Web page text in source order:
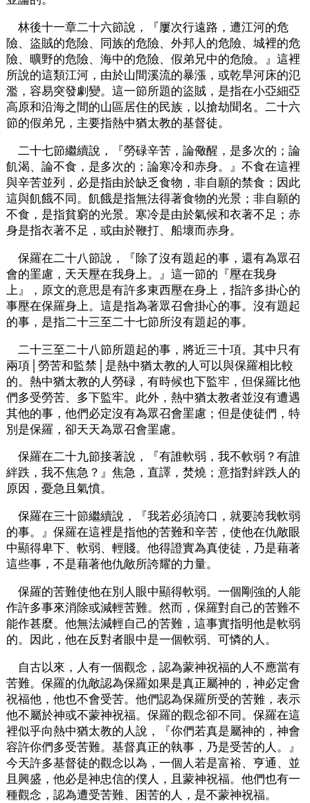
林後十一章二十六節說，『屢次行遠路，遭江河的危
險、盜賊的危險、同族的危險、外邦人的危險、城裡的危
險、曠野的危險、海中的危險、假弟兄中的危險。』這裡
所說的這類江河，由於山間溪流的暴漲，或乾旱河床的氾
濫，容易突發劇變。這一節所題的盜賊，是指在小亞細亞
高原和沿海之間的山區居住的民族，以搶劫聞名。二十六
節的假弟兄，主要指熱中猶太教的基督徒。
二十七節繼續說，『勞碌辛苦，論儆醒，是多次的；論
飢渴、論不食，是多次的；論寒冷和赤身。』不食在這裡
與辛苦並列，必是指由於缺乏食物，非自願的禁食；因此
這與飢餓不同。飢餓是指無法得著食物的光景；非自願的
不食，是指貧窮的光景。寒冷是由於氣候和衣著不足；赤
身是指衣著不足，或由於鞭打、船壞而赤身。
保羅在二十八節說，『除了沒有題起的事，還有為眾召
會的罣慮，天天壓在我身上。』這一節的『壓在我身
上』，原文的意思是有許多東西壓在身上，指許多掛心的
事壓在保羅身上。這是指為著眾召會掛心的事。沒有題起
的事，是指二十三至二十七節所沒有題起的事。
二十三至二十八節所題起的事，將近三十項。其中只有
兩項│勞苦和監禁│是熱中猶太教的人可以與保羅相比較
的。熱中猶太教的人勞碌，有時候也下監牢，但保羅比他
們多受勞苦、多下監牢。此外，熱中猶太教者並沒有遭遇
其他的事，他們必定沒有為眾召會罣慮；但是使徒們，特
別是保羅，卻天天為眾召會罣慮。
保羅在二十九節接著說，『有誰軟弱，我不軟弱？有誰
絆跌，我不焦急？』焦急，直譯，焚燒；意指對絆跌人的
原因，憂急且氣憤。
保羅在三十節繼續說，『我若必須誇口，就要誇我軟弱
的事。』保羅在這裡是指他的苦難和辛苦，使他在仇敵眼
中顯得卑下、軟弱、輕賤。他得證實為真使徒，乃是藉著
這些事，不是藉著他仇敵所誇耀的力量。
保羅的苦難使他在別人眼中顯得軟弱。一個剛強的人能
作許多事來消除或減輕苦難。然而，保羅對自己的苦難不
能作甚麼。他無法減輕自己的苦難，這事實指明他是軟弱
的。因此，他在反對者眼中是一個軟弱、可憐的人。
自古以來，人有一個觀念，認為蒙神祝福的人不應當有
苦難。保羅的仇敵認為保羅如果是真正屬神的，神必定會
祝福他，他也不會受苦。他們認為保羅所受的苦難，表示
他不屬於神或不蒙神祝福。保羅的觀念卻不同。保羅在這
裡似乎向熱中猶太教的人說，『你們若真是屬神的，神會
容許你們多受苦難。基督真正的執事，乃是受苦的人。』
今天許多基督徒的觀念以為，一個人若是富裕、亨通、並
且興盛，他必是神忠信的僕人，且蒙神祝福。他們也有一
種觀念，認為遭受苦難、困苦的人，是不蒙神祝福。